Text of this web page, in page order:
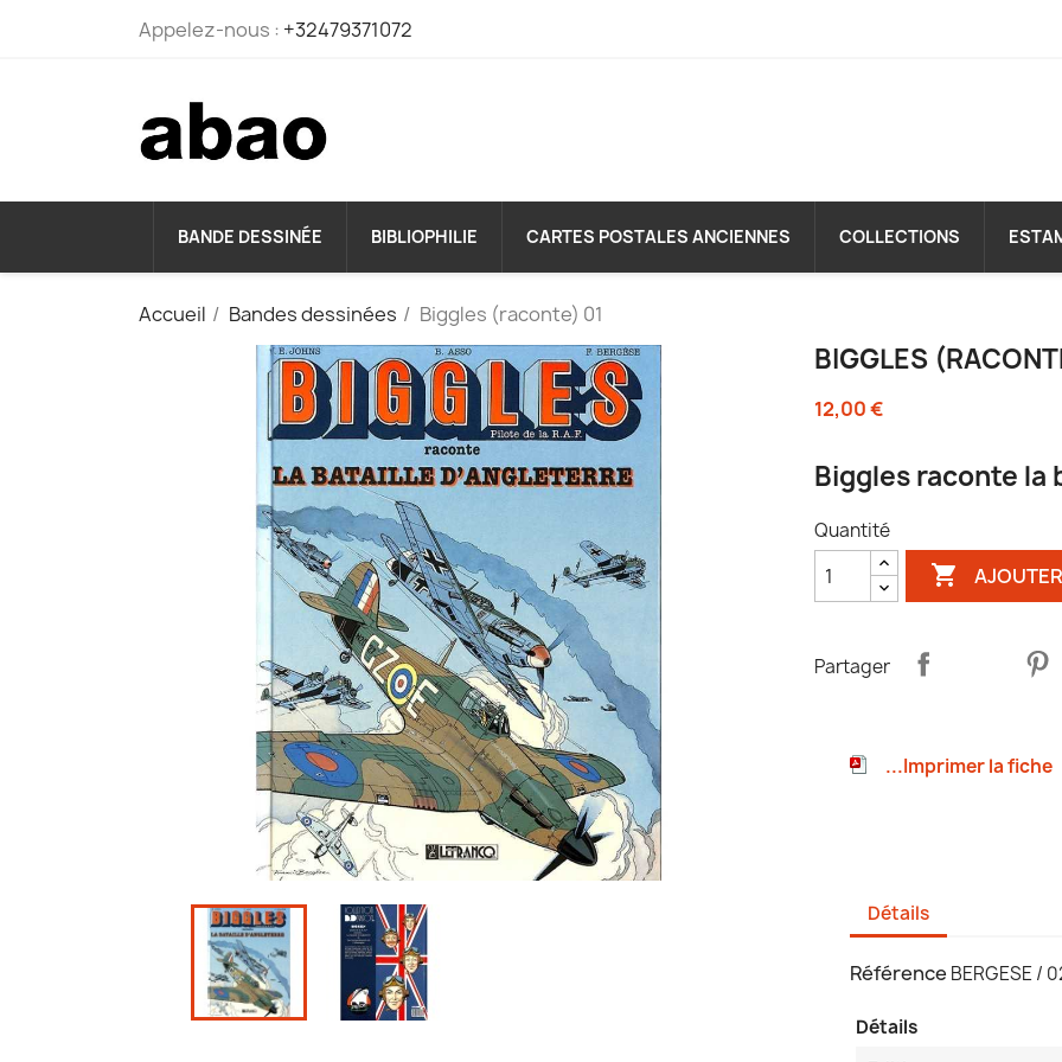
Appelez-nous : +32479371072
BANDE DESSINÉE BIBLIOPHILIE CARTES POSTALES ANCIENNES COLLECTIONS
Accueil Bandes dessinées Biggles (raconte) 01
BIGGLES
12,00 €
Biggles raconte la
Quantité

Partager
...Imprimer la fiche
Détails
Référence BERGESE /
Détails